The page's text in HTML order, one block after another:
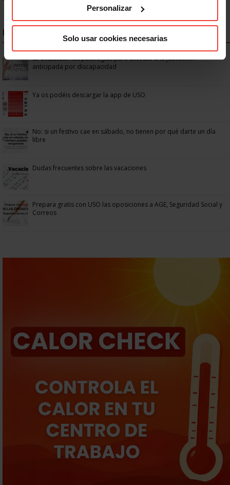
Personalizar
Solo usar cookies necesarias
NOTICIAS MÁS LEÍDAS
Se actualizan las patologías para acceder a la jubilación
anticipada por discapacidad
Ya os podéis descargar la app de USO
No: si un festivo cae en sábado, no tienen por qué darte un día
libre
Dudas frecuentes sobre las vacaciones
Prepara gratis con USO las oposiciones a AGE, Seguridad Social y
Correos